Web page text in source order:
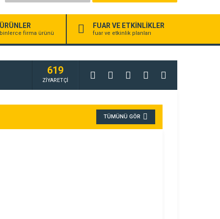
ÜRÜNLER
binlerce firma ürünü
FUAR VE ETKİNLİKLER
fuar ve etkinlik planları
619
ZİYARETÇİ
TÜMÜNÜ GÖR